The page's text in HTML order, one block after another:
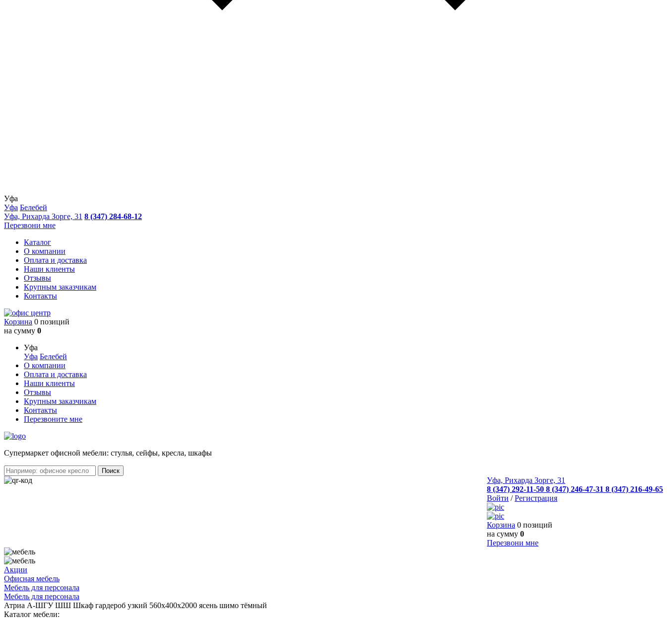
Уфа
Уфа Белебей
Уфа, Рихарда Зорге, 31 8 (347) 284-68-12
Перезвони мне
Каталог
О компании
Оплата и доставка
Наши клиенты
Отзывы
Крупным заказчикам
Контакты
Корзина 0 позиций
на сумму 0
Уфа
Уфа Белебей
О компании
Оплата и доставка
Наши клиенты
Отзывы
Крупным заказчикам
Контакты
Перезвоните мне
Cупермаркет офисной мебели: стулья, сейфы, кресла, шкафы
Уфа, Рихарда Зорге, 31
8 (347) 292-11-50 8 (347) 246-47-31 8 (347) 216-49-65
Войти /Регистрация
Корзина 0 позиций
на сумму 0
Перезвони мне
Акции
Офисная мебель
Мебель для персонала
Мебель для персонала
Атриа А-ШГУ ШШ Шкаф гардероб узкий 560х400х2000 ясень шимо тёмный
Каталог мебели: